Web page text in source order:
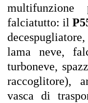
falciatutto: il
lama neve,
turboneve,
raccoglitore),
vasca di